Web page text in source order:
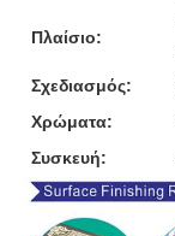
Πλαίσιο:
Σχεδιασμός:
Χρώματα:
Συσκευή: